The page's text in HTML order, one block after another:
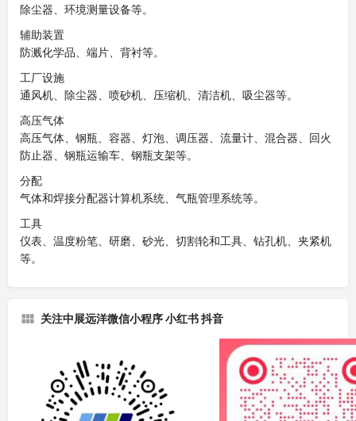
除尘器、环境测量设备等。
辅助装置
防溅化学品、端片、背衬等。
工厂设施
通风机、除尘器、喷砂机、压缩机、清洁机、吸尘器等。
高压气体
高压气体、钢瓶、容器、灯泡、调压器、流量计、混合器、回火
防止器、钢瓶运输车、钢瓶支架等。
分配
气体和焊接分配器计算机系统、气瓶管理系统等。
工具
仪表、温度粉笔、研磨、砂光、切割轮和工具、钻孔机、夹紧机
等。
关注中展远洋微信小程序 小红书 抖音